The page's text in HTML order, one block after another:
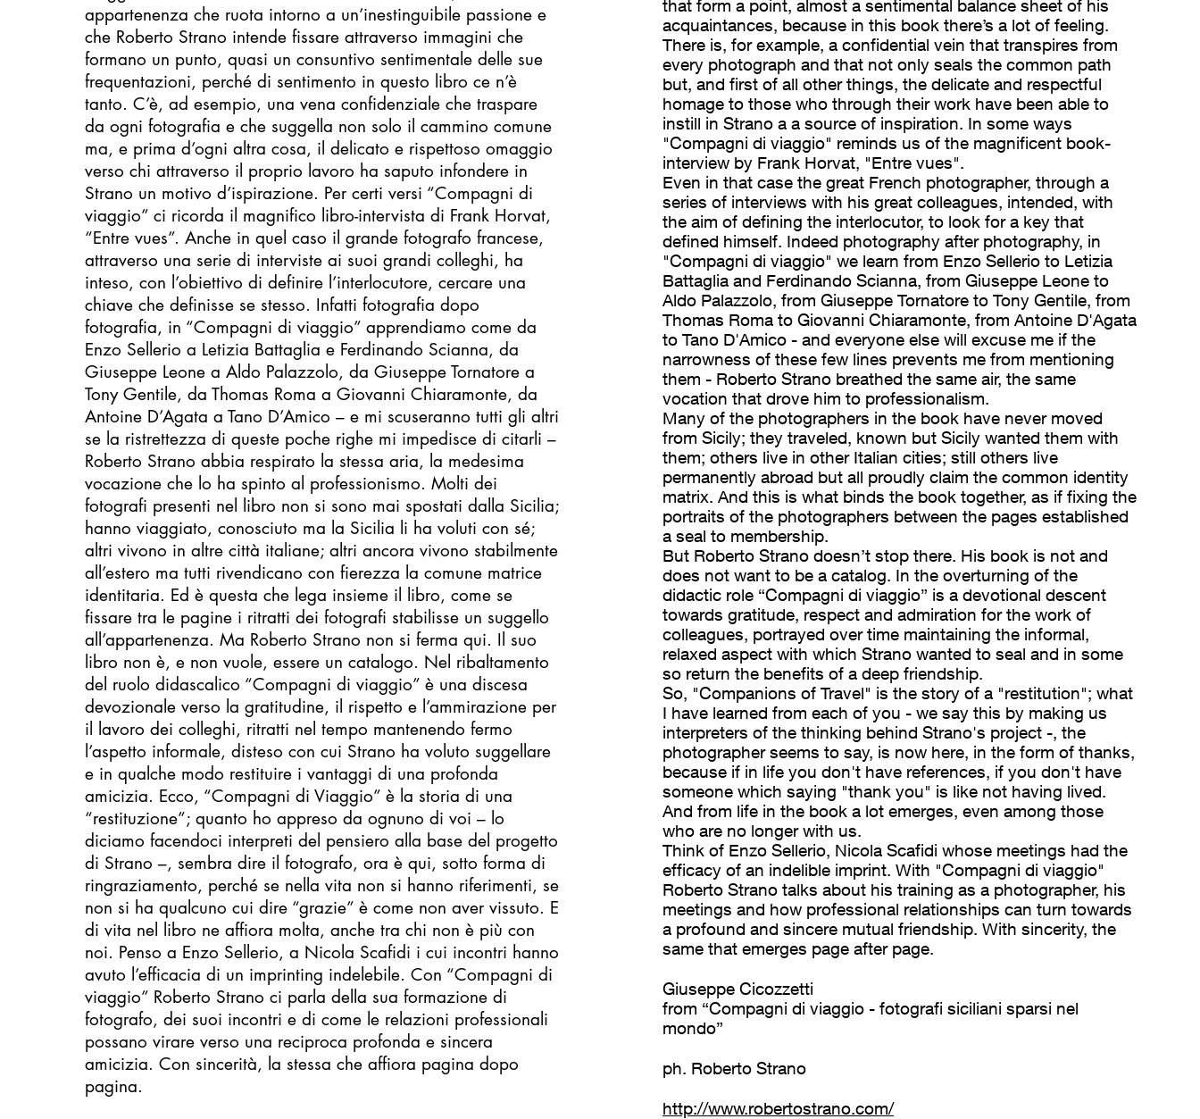
appartenenza che ruota intorno a un’inestinguibile passione e
che Roberto Strano intende fissare attraverso immagini che
formano un punto, quasi un consuntivo sentimentale delle sue
frequentazioni, perché di sentimento in questo libro ce n’è
tanto. C’è, ad esempio, una vena confidenziale che traspare
da ogni fotografia e che suggella non solo il cammino comune
ma, e prima d’ogni altra cosa, il delicato e rispettoso omaggio
verso chi attraverso il proprio lavoro ha saputo infondere in
Strano un motivo d’ispirazione. Per certi versi “Compagni di
viaggio” ci ricorda il magnifico libro-intervista di Frank Horvat,
“Entre vues”. Anche in quel caso il grande fotografo francese,
attraverso una serie di interviste ai suoi grandi colleghi, ha
inteso, con l’obiettivo di definire l’interlocutore, cercare una
chiave che definisse se stesso. Infatti fotografia dopo
fotografia, in “Compagni di viaggio” apprendiamo come da
Enzo Sellerio a Letizia Battaglia e Ferdinando Scianna, da
Giuseppe Leone a Aldo Palazzolo, da Giuseppe Tornatore a
Tony Gentile, da Thomas Roma a Giovanni Chiaramonte, da
Antoine D’Agata a Tano D’Amico – e mi scuseranno tutti gli altri
se la ristrettezza di queste poche righe mi impedisce di citarli –
Roberto Strano abbia respirato la stessa aria, la medesima
vocazione che lo ha spinto al professionismo. Molti dei
fotografi presenti nel libro non si sono mai spostati dalla Sicilia;
hanno viaggiato, conosciuto ma la Sicilia li ha voluti con sé;
altri vivono in altre città italiane; altri ancora vivono stabilmente
all’estero ma tutti rivendicano con fierezza la comune matrice
identitaria. Ed è questa che lega insieme il libro, come se
fissare tra le pagine i ritratti dei fotografi stabilisse un suggello
all’appartenenza. Ma Roberto Strano non si ferma qui. Il suo
libro non è, e non vuole, essere un catalogo. Nel ribaltamento
del ruolo didascalico “Compagni di viaggio” è una discesa
devozionale verso la gratitudine, il rispetto e l’ammirazione per
il lavoro dei colleghi, ritratti nel tempo mantenendo fermo
l’aspetto informale, disteso con cui Strano ha voluto suggellare
e in qualche modo restituire i vantaggi di una profonda
amicizia. Ecco, “Compagni di Viaggio” è la storia di una
“restituzione”; quanto ho appreso da ognuno di voi – lo
diciamo facendoci interpreti del pensiero alla base del progetto
di Strano –, sembra dire il fotografo, ora è qui, sotto forma di
ringraziamento, perché se nella vita non si hanno riferimenti, se
non si ha qualcuno cui dire “grazie” è come non aver vissuto. E
di vita nel libro ne affiora molta, anche tra chi non è più con
noi. Penso a Enzo Sellerio, a Nicola Scafidi i cui incontri hanno
avuto l’efficacia di un imprinting indelebile. Con “Compagni di
viaggio” Roberto Strano ci parla della sua formazione di
fotografo, dei suoi incontri e di come le relazioni professionali
possano virare verso una reciproca profonda e sincera
amicizia. Con sincerità, la stessa che affiora pagina dopo
pagina.
that form a point, almost a sentimental balance sheet of his
acquaintances, because in this book there’s a lot of feeling.
There is, for example, a confidential vein that transpires from
every photograph and that not only seals the common path
but, and first of all other things, the delicate and respectful
homage to those who through their work have been able to
instill in Strano a a source of inspiration. In some ways
"Compagni di viaggio" reminds us of the magnificent book-
interview by Frank Horvat, "Entre vues".
Even in that case the great French photographer, through a
series of interviews with his great colleagues, intended, with
the aim of defining the interlocutor, to look for a key that
defined himself. Indeed photography after photography, in
"Compagni di viaggio" we learn from Enzo Sellerio to Letizia
Battaglia and Ferdinando Scianna, from Giuseppe Leone to
Aldo Palazzolo, from Giuseppe Tornatore to Tony Gentile, from
Thomas Roma to Giovanni Chiaramonte, from Antoine D'Agata
to Tano D'Amico - and everyone else will excuse me if the
narrowness of these few lines prevents me from mentioning
them - Roberto Strano breathed the same air, the same
vocation that drove him to professionalism.
Many of the photographers in the book have never moved
from Sicily; they traveled, known but Sicily wanted them with
them; others live in other Italian cities; still others live
permanently abroad but all proudly claim the common identity
matrix. And this is what binds the book together, as if fixing the
portraits of the photographers between the pages established
a seal to membership.
But Roberto Strano doesn’t stop there. His book is not and
does not want to be a catalog. In the overturning of the
didactic role “Compagni di viaggio” is a devotional descent
towards gratitude, respect and admiration for the work of
colleagues, portrayed over time maintaining the informal,
relaxed aspect with which Strano wanted to seal and in some
so return the benefits of a deep friendship.
So, "Companions of Travel" is the story of a "restitution"; what
I have learned from each of you - we say this by making us
interpreters of the thinking behind Strano's project -, the
photographer seems to say, is now here, in the form of thanks,
because if in life you don't have references, if you don't have
someone which saying "thank you" is like not having lived.
And from life in the book a lot emerges, even among those
who are no longer with us.
Think of Enzo Sellerio, Nicola Scafidi whose meetings had the
efficacy of an indelible imprint. With "Compagni di viaggio"
Roberto Strano talks about his training as a photographer, his
meetings and how professional relationships can turn towards
a profound and sincere mutual friendship. With sincerity, the
same that emerges page after page.
Giuseppe Cicozzetti
from “Compagni di viaggio - fotografi siciliani sparsi nel
mondo”
ph. Roberto Strano
http://www.robertostrano.com/